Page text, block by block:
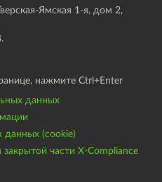
Ямская 1-я, дом 2,
нажмите Ctrl+Enter
данных
данных (cookie)
части X-Compliance